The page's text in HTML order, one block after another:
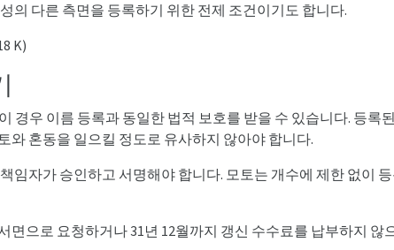
의 다른 측면을 등록하기 위한 전제 조건이기도 합니다.
K)
경우 이름 등록과 동일한 법적 보호를 받을 수 있습니다. 등
와 혼동을 일으킬 정도로 유사하지 않아야 합니다.
임자가 승인하고 서명해야 합니다. 모토는 개수에 제한 없이
면으로 요청하거나 31년 12월까지 갱신 수수료를 납부하지 않